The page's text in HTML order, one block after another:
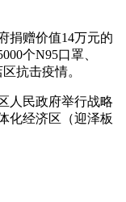
政府捐赠价值14万元的
个N95口罩、
抗击疫情。
迎泽区人民政府举行战略
化经济区（迎泽板